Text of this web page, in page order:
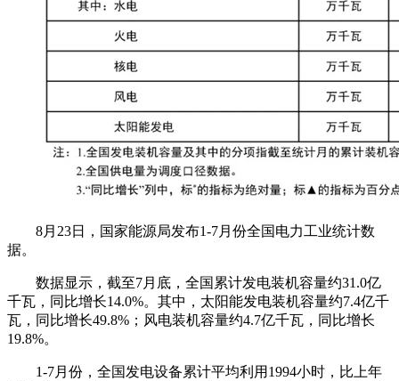
8月23日，国家能源局发布1-7月份全国电力工业统计数
据。
数据显示，截至7月底，全国累计发电装机容量约31.0亿
千瓦，同比增长14.0%。其中，太阳能发电装机容量约7.4亿千
瓦，同比增长49.8%；风电装机容量约4.7亿千瓦，同比增长
19.8%。
1-7月份，全国发电设备累计平均利用1994小时，比上年